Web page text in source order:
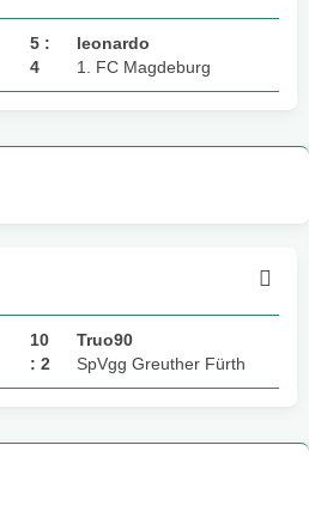
5 :
4
leonardo
1. FC Magdeburg
10
: 2
Truo90
SpVgg Greuther Fürth